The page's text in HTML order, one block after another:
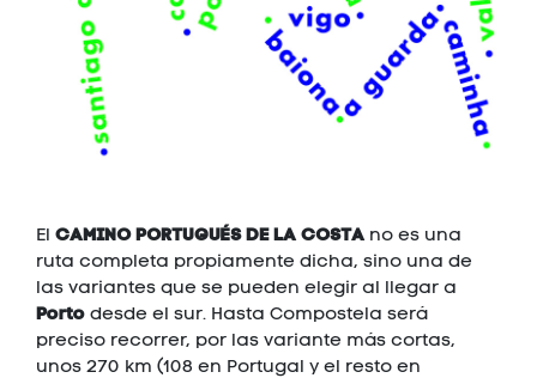
El CAMINO PORTUGUÉS DE LA COSTA no es una
ruta completa propiamente dicha, sino una de
las variantes que se pueden elegir al llegar a
Porto desde el sur. Hasta Compostela será
preciso recorrer, por las variante más cortas,
unos 270 km (108 en Portugal y el resto en